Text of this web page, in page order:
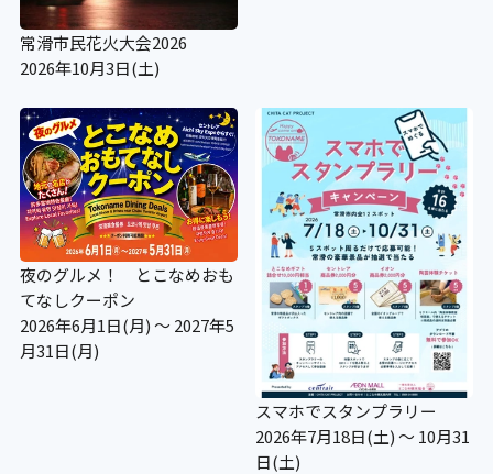
常滑市民花火大会2026
2026年10月3日(土)
夜のグルメ！ とこなめおも
てなしクーポン
2026年6月1日(月) ～ 2027年5
月31日(月)
スマホでスタンプラリー
2026年7月18日(土) ～ 10月31
日(土)